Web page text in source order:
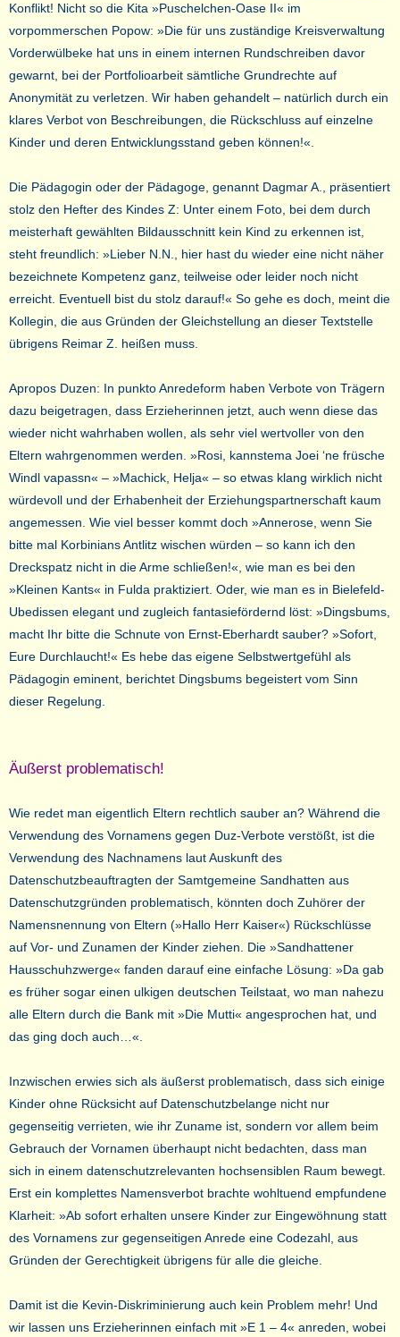
Konflikt! Nicht so die Kita »Puschelchen-Oase II« im
vorpommerschen Popow: »Die für uns zuständige Kreisverwaltung
Vorderwülbeke hat uns in einem internen Rundschreiben davor
gewarnt, bei der Portfolioarbeit sämtliche Grundrechte auf
Anonymität zu verletzen. Wir haben gehandelt – natürlich durch ein
klares Verbot von Beschreibungen, die Rückschluss auf einzelne
Kinder und deren Entwicklungsstand geben können!«.
Die Pädagogin oder der Pädagoge, genannt Dagmar A., präsentiert
stolz den Hefter des Kindes Z: Unter einem Foto, bei dem durch
meisterhaft gewählten Bildausschnitt kein Kind zu erkennen ist,
steht freundlich: »Lieber N.N., hier hast du wieder eine nicht näher
bezeichnete Kompetenz ganz, teilweise oder leider noch nicht
erreicht. Eventuell bist du stolz darauf!« So gehe es doch, meint die
Kollegin, die aus Gründen der Gleichstellung an dieser Textstelle
übrigens Reimar Z. heißen muss.
Apropos Duzen: In punkto Anredeform haben Verbote von Trägern
dazu beigetragen, dass Erzieherinnen jetzt, auch wenn diese das
wieder nicht wahrhaben wollen, als sehr viel wertvoller von den
Eltern wahrgenommen werden. »Rosi, kannstema Joei ‘ne früsche
Windl vapassn« – »Machick, Helja« – so etwas klang wirklich nicht
würdevoll und der Erhabenheit der Erziehungspartnerschaft kaum
angemessen. Wie viel besser kommt doch »Annerose, wenn Sie
bitte mal Korbinians Antlitz wischen würden – so kann ich den
Dreckspatz nicht in die Arme schließen!«, wie man es bei den
»Kleinen Kants« in Fulda praktiziert. Oder, wie man es in Bielefeld-
Ubedissen elegant und zugleich fantasiefördernd löst: »Dingsbums,
macht Ihr bitte die Schnute von Ernst-Eberhardt sauber? »Sofort,
Eure Durchlaucht!« Es hebe das eigene Selbstwertgefühl als
Pädagogin eminent, berichtet Dingsbums begeistert vom Sinn
dieser Regelung.
Äußerst problematisch!
Wie redet man eigentlich Eltern rechtlich sauber an? Während die
Verwendung des Vornamens gegen Duz-Verbote verstößt, ist die
Verwendung des Nachnamens laut Auskunft des
Datenschutzbeauftragten der Samtgemeine Sandhatten aus
Datenschutzgründen problematisch, könnten doch Zuhörer der
Namensnennung von Eltern (»Hallo Herr Kaiser«) Rückschlüsse
auf Vor- und Zunamen der Kinder ziehen. Die »Sandhattener
Hausschuhzwerge« fanden darauf eine einfache Lösung: »Da gab
es früher sogar einen ulkigen deutschen Teilstaat, wo man nahezu
alle Eltern durch die Bank mit »Die Mutti« angesprochen hat, und
das ging doch auch…«.
Inzwischen erwies sich als äußerst problematisch, dass sich einige
Kinder ohne Rücksicht auf Datenschutzbelange nicht nur
gegenseitig verrieten, wie ihr Zuname ist, sondern vor allem beim
Gebrauch der Vornamen überhaupt nicht bedachten, dass man
sich in einem datenschutzrelevanten hochsensiblen Raum bewegt.
Erst ein komplettes Namensverbot brachte wohltuend empfundene
Klarheit: »Ab sofort erhalten unsere Kinder zur Eingewöhnung statt
des Vornamens zur gegenseitigen Anrede eine Codezahl, aus
Gründen der Gerechtigkeit übrigens für alle die gleiche.
Damit ist die Kevin-Diskriminierung auch kein Problem mehr! Und
wir lassen uns Erzieherinnen einfach mit »E 1 – 4« anreden, wobei